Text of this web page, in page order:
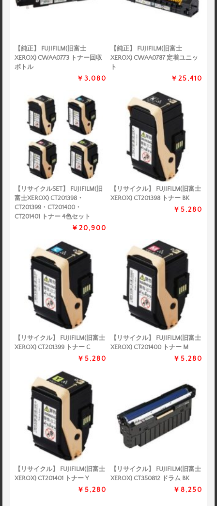
【純正】 FUJIFILM(旧富士
XEROX) CWAA0773 トナー回収
ボトル
￥3,080
【純正】 FUJIFILM(旧富士
XEROX) CWAA0787 定着ユニッ
ト
￥25,410
【リサイクルSET】 FUJIFILM(旧
富士XEROX) CT201398・
CT201399・CT201400・
CT201401 トナー 4色セット
￥20,900
【リサイクル】 FUJIFILM(旧富士
XEROX) CT201398 トナー BK
￥5,280
【リサイクル】 FUJIFILM(旧富士
XEROX) CT201399 トナー C
￥5,280
【リサイクル】 FUJIFILM(旧富士
XEROX) CT201400 トナー M
￥5,280
【リサイクル】 FUJIFILM(旧富士
XEROX) CT201401 トナー Y
￥5,280
【リサイクル】 FUJIFILM(旧富士
XEROX) CT350812 ドラム BK
￥8,250